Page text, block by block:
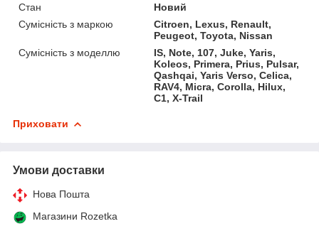
Стан
Новий
Сумісність з маркою
Citroen, Lexus, Renault,
Peugeot, Toyota, Nissan
Сумісність з моделлю
IS, Note, 107, Juke, Yaris,
Koleos, Primera, Prius, Pulsar,
Qashqai, Yaris Verso, Celica,
RAV4, Micra, Corolla, Hilux,
C1, X-Trail
Приховати
Умови доставки
Нова Пошта
Магазини Rozetka